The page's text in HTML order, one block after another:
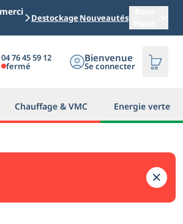
DestockageNouveautés
04 76 45 59 12
fermé
Bienvenue
Se connecter
Chauffage & VMC Energie verte